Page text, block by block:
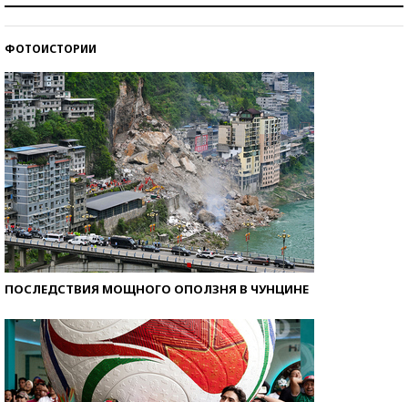
ФОТОИСТОРИИ
ПОСЛЕДСТВИЯ МОЩНОГО ОПОЛЗНЯ В ЧУНЦИНЕ